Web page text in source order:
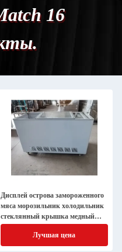
16
Дисплей острова замороженного
мяса морозильник холодильник
стеклянный крышка медный
конденсатор трубки
Лучшая цена